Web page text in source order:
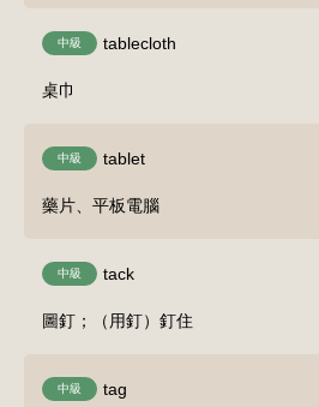
中級 tablecloth
桌巾
中級 tablet
藥片、平板電腦
中級 tack
圖釘；（用釘）釘住
中級 tag